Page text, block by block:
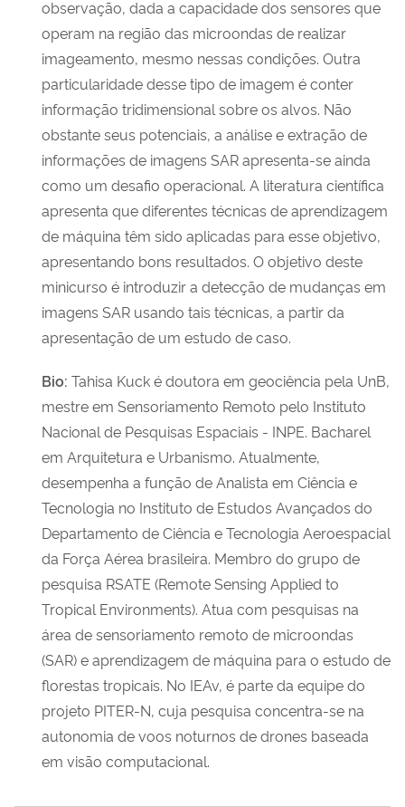
observação, dada a capacidade dos sensores que
operam na região das microondas de realizar
imageamento, mesmo nessas condições. Outra
particularidade desse tipo de imagem é conter
informação tridimensional sobre os alvos. Não
obstante seus potenciais, a análise e extração de
informações de imagens SAR apresenta-se ainda
como um desafio operacional. A literatura científica
apresenta que diferentes técnicas de aprendizagem
de máquina têm sido aplicadas para esse objetivo,
apresentando bons resultados. O objetivo deste
minicurso é introduzir a detecção de mudanças em
imagens SAR usando tais técnicas, a partir da
apresentação de um estudo de caso.
Bio: Tahisa Kuck é doutora em geociência pela UnB,
mestre em Sensoriamento Remoto pelo Instituto
Nacional de Pesquisas Espaciais - INPE. Bacharel
em Arquitetura e Urbanismo. Atualmente,
desempenha a função de Analista em Ciência e
Tecnologia no Instituto de Estudos Avançados do
Departamento de Ciência e Tecnologia Aeroespacial
da Força Aérea brasileira. Membro do grupo de
pesquisa RSATE (Remote Sensing Applied to
Tropical Environments). Atua com pesquisas na
área de sensoriamento remoto de microondas
(SAR) e aprendizagem de máquina para o estudo de
florestas tropicais. No IEAv, é parte da equipe do
projeto PITER-N, cuja pesquisa concentra-se na
autonomia de voos noturnos de drones baseada
em visão computacional.